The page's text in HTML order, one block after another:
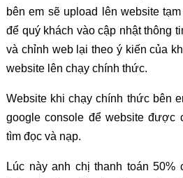
bên em sẽ upload lên website
để quý khách vào cập nhật thông
và chỉnh web lại theo ý kiến của
website lên chạy chính thức.
Website khi chạy chính thức bên
google console để website được
tìm đọc và nạp.
Lúc này anh chị thanh toán 50%